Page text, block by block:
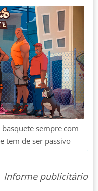
sempre com
tem de ser passivo
Informe publicitário